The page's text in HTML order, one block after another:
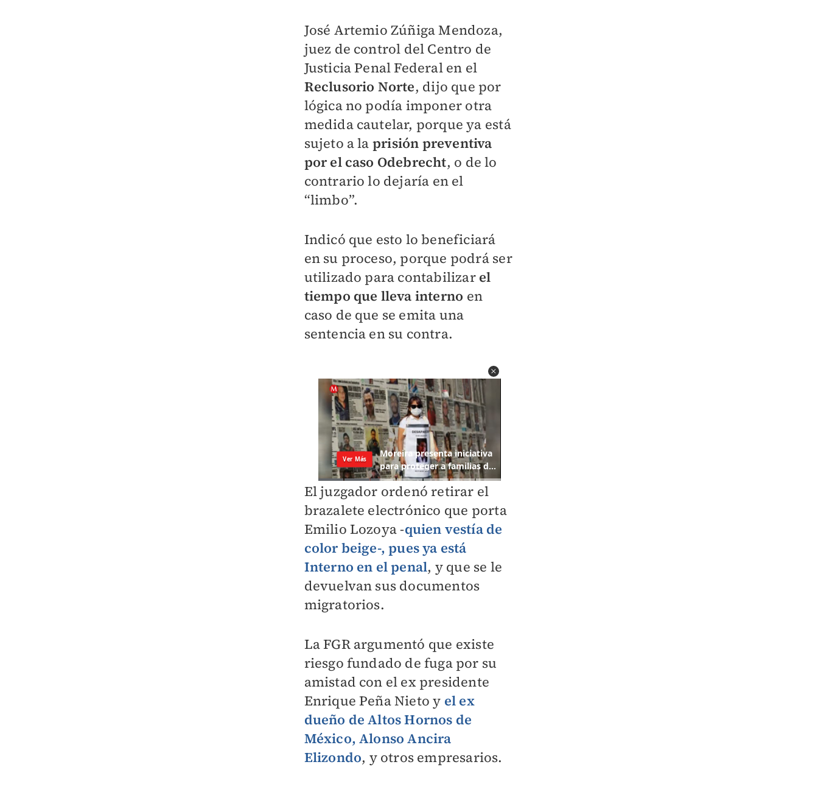
José Artemio Zúñiga Mendoza,
juez de control del Centro de
Justicia Penal Federal en el
Reclusorio Norte, dijo que por
lógica no podía imponer otra
medida cautelar, porque ya está
sujeto a la prisión preventiva
por el caso Odebrecht, o de lo
contrario lo dejaría en el
“limbo”.
Indicó que esto lo beneficiará
en su proceso, porque podrá ser
utilizado para contabilizar el
tiempo que lleva interno en
caso de que se emita una
sentencia en su contra.
El juzgador ordenó retirar el
brazalete electrónico que porta
Emilio Lozoya -quien vestía de
color beige-, pues ya está
Interno en el penal, y que se le
devuelvan sus documentos
migratorios.
La FGR argumentó que existe
riesgo fundado de fuga por su
amistad con el ex presidente
Enrique Peña Nieto y el ex
dueño de Altos Hornos de
México, Alonso Ancira
Elizondo, y otros empresarios.